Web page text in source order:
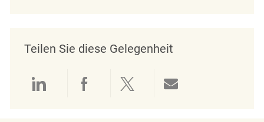
Teilen Sie diese Gelegenheit
Über LinkedIn teilen
Über Facebook teilen
Über Twitter teilen